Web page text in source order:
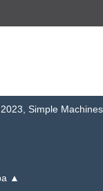
, Simple Machines
▲